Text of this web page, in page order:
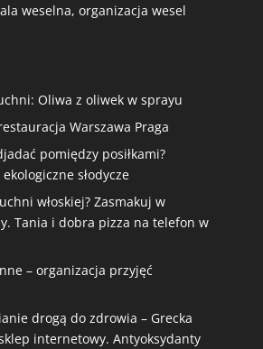
weselna, organizacja wesel
Oliwa z oliwek w sprayu
Warszawa Praga
pomiędzy posiłkami?
słodycze
włoskiej? Zasmakuj w
Tania i dobra pizza na telefon w
– organizacja przyjęć
drogą do zdrowia – Grecka
internetowy. Antyoksydanty